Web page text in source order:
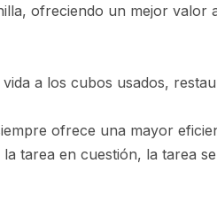
ofreciendo un mejor valor
a los cubos usados,
ofrece una mayor
tarea en cuestión, la tarea